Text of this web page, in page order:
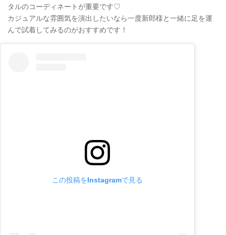
タルのコーディネートが重要です♡
カジュアルな雰囲気を演出したいなら一度新郎様と一緒に足を運
んで試着してみるのがおすすめです！
この投稿をInstagramで見る